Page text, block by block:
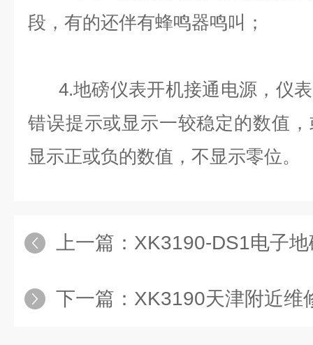
段，有的还伴有蜂鸣器鸣叫；
4.地磅仪表开机接通电源，仪表
错误提示或显示一较稳定的数值
显示正或负的数值，不显示零位。
上一篇： XK3190-DS1电子
下一篇： XK3190天津附近维